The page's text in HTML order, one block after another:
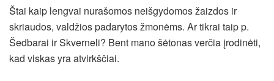
Štai kaip lengvai nurašomos neišgydomos žaizdos ir
skriaudos, valdžios padarytos žmonėms. Ar tikrai taip p.
Šedbarai ir Skverneli? Bent mano šėtonas verčia įrodinėti,
kad viskas yra atvirkščiai.